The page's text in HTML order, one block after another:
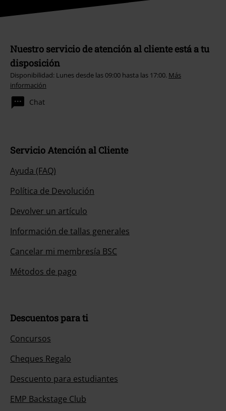
Nuestro servicio de atención al cliente está a tu
disposición
Disponibilidad: Lunes desde las 09:00 hasta las 17:00. Más
información
Chat
Servicio Atención al Cliente
Ayuda (FAQ)
Política de Devolución
Devolver un artículo
Información de tallas generales
Cancelar mi membresía BSC
Métodos de pago
Descuentos para ti
Concursos
Cheques Regalo
Descuento para estudiantes
EMP Backstage Club